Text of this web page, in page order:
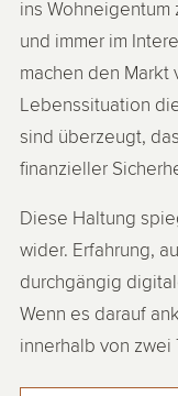
ins
und immer im
machen den
Lebenssituation
sind überzeugt,
finanzieller
Diese Haltung
wider. Erfahrung,
durchgängig
Wenn es darauf
innerhalb von zwei